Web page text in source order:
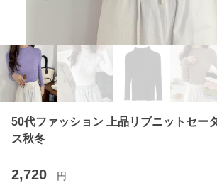
50代ファッション 上品リブニットセー
ス秋冬
2,720 円